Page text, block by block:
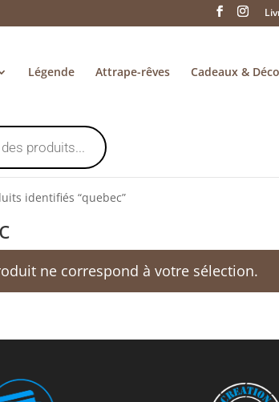
Légende Attrape-rêves Cadeaux &
identifiés “quebec”
ne correspond à votre sélection.